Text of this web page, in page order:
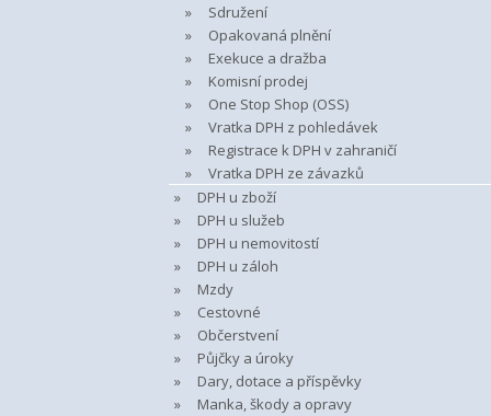
Sdružení
Opakovaná plnění
Exekuce a dražba
Komisní prodej
One Stop Shop (OSS)
Vratka DPH z pohledávek
Registrace k DPH v zahraničí
Vratka DPH ze závazků
DPH u zboží
DPH u služeb
DPH u nemovitostí
DPH u záloh
Mzdy
Cestovné
Občerstvení
Půjčky a úroky
Dary, dotace a příspěvky
Manka, škody a opravy